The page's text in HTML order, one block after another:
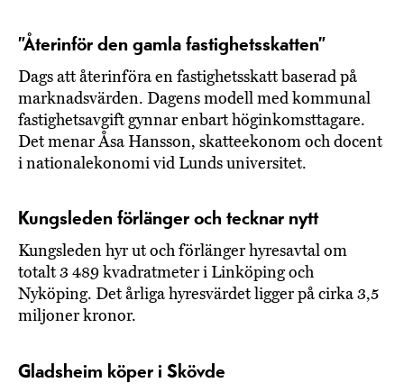
”Återinför den gamla fastighetsskatten”
Dags att återinföra en fastighetsskatt baserad på
marknadsvärden. Dagens modell med kommunal
fastighetsavgift gynnar enbart höginkomsttagare.
Det menar Åsa Hansson, skatteekonom och docent
i nationalekonomi vid Lunds universitet.
Kungsleden förlänger och tecknar nytt
Kungsleden hyr ut och förlänger hyresavtal om
totalt 3 489 kvadratmeter i Linköping och
Nyköping. Det årliga hyresvärdet ligger på cirka 3,5
miljoner kronor.
Gladsheim köper i Skövde